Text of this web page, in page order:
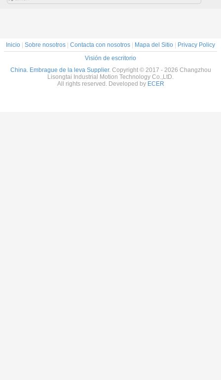
Inicio | Sobre nosotros | Contacta con nosotros | Mapa del Sitio | Privacy Policy
Visión de escritorio
China. Embrague de la leva Supplier. Copyright © 2017 - 2026 Changzhou
Lisongtai Industrial Motion Technology Co.,LtD.
All rights reserved. Developed by ECER